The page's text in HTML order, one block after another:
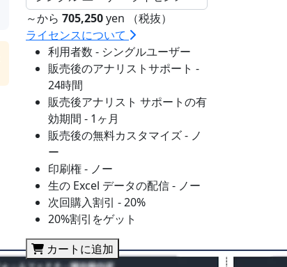
～から 705,250yen （税抜）
ライセンスについて
利用者数 - シングルユーザー
販売後のアナリストサポート -
24時間
販売後アナリスト サポートの有
効期間 - 1ヶ月
販売後の無料カスタマイズ - ノ
ー
印刷権 - ノー
生の Excel データの配信 - ノー
次回購入割引 - 20%
20%割引をゲット
カートに追加